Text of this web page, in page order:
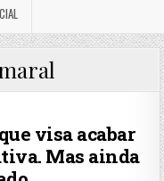
visa acabar
Mas ainda